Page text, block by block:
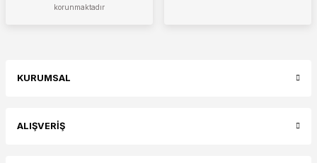
korunmaktadır
KURUMSAL
ALIŞVERİŞ